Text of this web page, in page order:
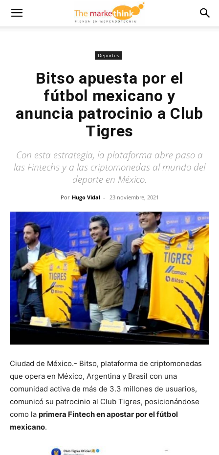
Deportes
Bitso apuesta por el
fútbol mexicano y
anuncia patrocinio a Club
Tigres
Con esta estrategia, la plataforma abre paso a
las Fintechs y a las criptomonedas al mundo del
deporte en México.
Por Hugo Vidal - 23 noviembre, 2021
Ciudad de México.- Bitso, plataforma de criptomonedas
que opera en México, Argentina y Brasil con una
comunidad activa de más de 3.3 millones de usuarios,
comunicó su patrocinio al Club Tigres, posicionándose
como la primera Fintech en apostar por el fútbol
mexicano.